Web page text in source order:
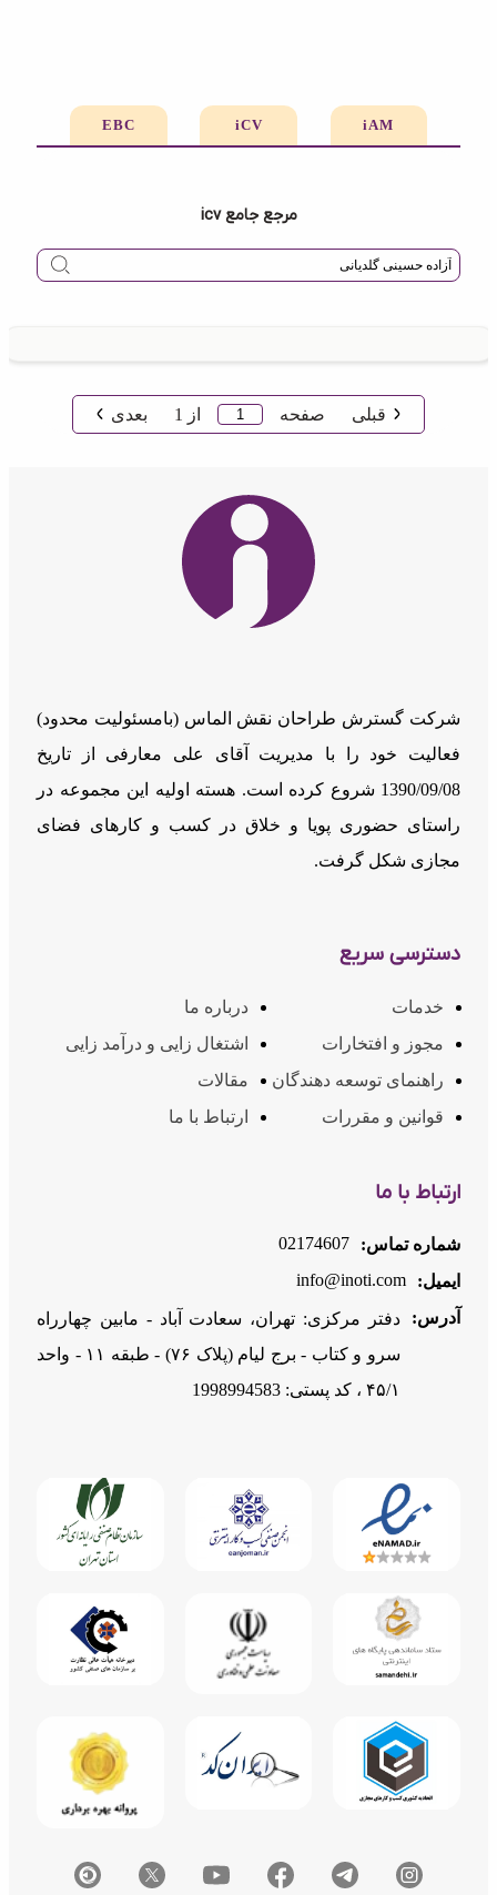
iAM
iCV
EBC
مرجع جامع icv
قبلی صفحه از 1 بعدی
شرکت گسترش طراحان نقش الماس (بامسئوليت محدود)
فعالیت خود را با مدیریت آقای علی معارفی از تاریخ
1390/09/08 شروع کرده است. هسته اولیه این مجموعه در
راستای حضوری پویا و خلاق در کسب و کارهای فضای
مجازی شکل گرفت.
دسترسی سریع
خدمات
درباره ما
مجوز و افتخارات
اشتغال زایی و درآمد زایی
راهنمای توسعه دهندگان
مقالات
قوانین و مقررات
ارتباط با ما
ارتباط با ما
شماره تماس:
02174607
ایمیل:
info@inoti.com
آدرس:
دفتر مرکزی: تهران، سعادت آباد - مابین چهارراه
سرو و کتاب - برج لیام (پلاک ۷۶) - طبقه ۱۱ - واحد
۴۵/۱ ، کد پستی: 1998994583